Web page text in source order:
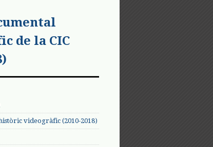
de la CIC
videogràfic (2010-2018)